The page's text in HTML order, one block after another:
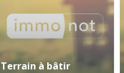
Terrain à bâtir